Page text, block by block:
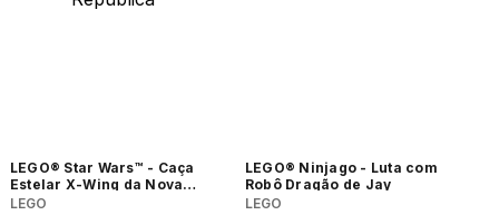
LEGO® Star Wars™ - Caça
Estelar X-Wing da Nova
República™
LEGO
LEGO® Ninjago - Luta com
Robô Dragão de Jay
LEGO